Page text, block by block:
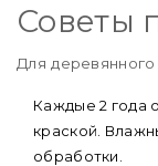
Советы
Для
Каждые 2 года
краской.
обработки.